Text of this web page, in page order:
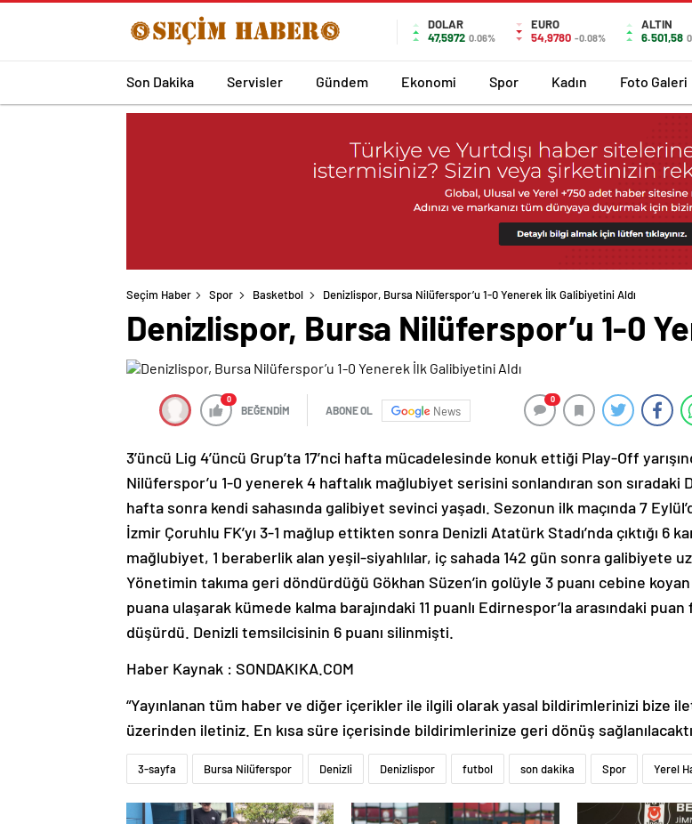
DOLAR
47,5972 0.06%
EURO
54,9780 -0.08%
ALTIN
6.501,58
Son Dakika Servisler Gündem Ekonomi Spor Kadın Foto Galeri
Seçim Haber Spor Basketbol Denizlispor, Bursa Nilüferspor’u 1-0 Yenerek İlk Galibiyetini Aldı
Denizlispor, Bursa Nilüferspor’u 1-0
0
BEĞENDİM ABONE OL News
0
3’üncü Lig 4’üncü Grup’ta 17’nci hafta mücadelesinde konuk ettiği Play-Off
Nilüferspor’u 1-0 yenerek 4 haftalık mağlubiyet serisini sonlandıran son sıradaki
hafta sonra kendi sahasında galibiyet sevinci yaşadı. Sezonun ilk maçında 7
İzmir Çoruhlu FK’yı 3-1 mağlup ettikten sonra Denizli Atatürk Stadı’nda çıktığı 6
mağlubiyet, 1 beraberlik alan yeşil-siyahlılar, iç sahada 142 gün sonra galibiyete
Yönetimin takıma geri döndürdüğü Gökhan Süzen’in golüyle 3 puanı cebine
puana ulaşarak kümede kalma barajındaki 11 puanlı Edirnespor’la arasındaki puan
düşürdü. Denizli temsilcisinin 6 puanı silinmişti.
Haber Kaynak : SONDAKIKA.COM
“Yayınlanan tüm haber ve diğer içerikler ile ilgili olarak yasal bildirimlerinizi bize
üzerinden iletiniz. En kısa süre içerisinde bildirimlerinize geri dönüş
3-sayfa Bursa Nilüferspor Denizli Denizlispor futbol son dakika Spor Yerel